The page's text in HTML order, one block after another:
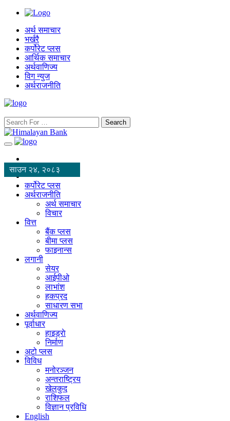
अर्थ समाचार
भर्खरै
कर्पोरेट प्लस
आर्थिक समाचार
अर्थवाणिज्य
विग न्युज
अर्थराजनीति
Search
साउन २४, २०८३
कर्पोरेट प्लस
अर्थराजनीति
अर्थ समाचार
विचार
वित्त
बैंक प्लस
बीमा प्लस
फाइनान्स
लगानी
सेयर
आईपीओ
लाभांश
हकप्रद
साधारण सभा
अर्थवाणिज्य
पूर्वाधार
हाइड्राे
निर्माण
अटो प्लस
विविध
मनोरञ्जन
अन्तराष्ट्रिय
खेलकुद
राशिफल
विज्ञान प्रविधि
English